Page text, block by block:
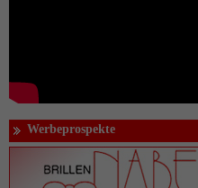
Werbeprospekte